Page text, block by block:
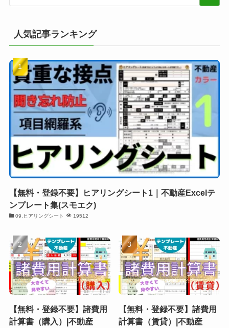
人気記事ランキング
【無料・登録不要】ヒアリングシート1｜不動産Excelテ
ンプレート集(スモエク)
09.ヒアリングシート 19512
【無料・登録不要】諸費用
計算書（購入）|不動産
【無料・登録不要】諸費用
計算書（賃貸）|不動産